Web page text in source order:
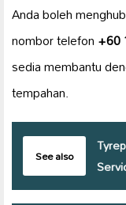
Anda boleh
nombor telefon+60
sedia membantu
tempahan.
See also